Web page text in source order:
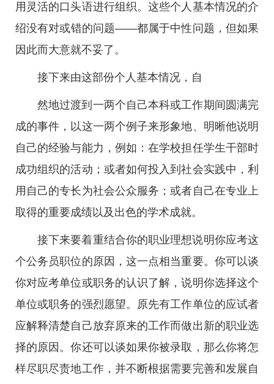
用灵活的口头语进行组织。这些个人基本情况的介
绍没有对或错的问题——都属于中性问题，但如果
因此而大意就不妥了。
接下来由这部份个人基本情况，自
然地过渡到一两个自己本科或工作期间圆满完
成的事件，以这一两个例子来形象地、明晰他说明
自己的经验与能力，例如：在学校担任学生干部时
成功组织的活动；或者如何投入到社会实践中，利
用自己的专长为社会公众服务；或者自己在专业上
取得的重要成绩以及出色的学术成就。
接下来要着重结合你的职业理想说明你应考这
个公务员职位的原因，这一点相当重要。你可以谈
你对应考单位或职务的认识了解，说明你选择这个
单位或职务的强烈愿望。原先有工作单位的应试者
应解释清楚自己放弃原来的工作而做出新的职业选
择的原因。你还可以谈如果你被录取，那么你将怎
样尽职尽责地工作，并不断根据需要完善和发展自